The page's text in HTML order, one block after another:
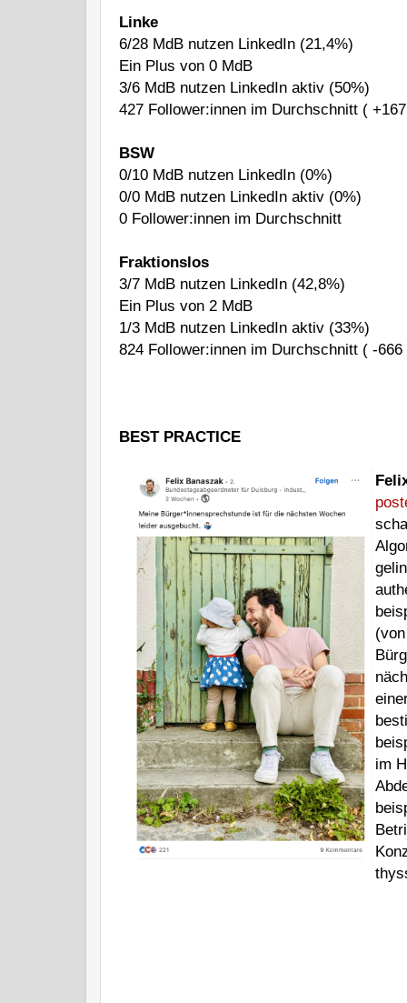
Linke
6/28 MdB nutzen LinkedIn (21,4%)
Ein Plus von 0 MdB
3/6 MdB nutzen LinkedIn aktiv (50%)
427 Follower:innen im Durchschnitt (
BSW
0/10 MdB nutzen LinkedIn (0%)
0/0 MdB nutzen LinkedIn aktiv (0%)
0 Follower:innen im Durchschnitt
Fraktionslos
3/7 MdB nutzen LinkedIn (42,8%)
Ein Plus von 2 MdB
1/3 MdB nutzen LinkedIn aktiv (33%)
824 Follower:innen im Durchschnitt ( -
BEST PRACTICE
im